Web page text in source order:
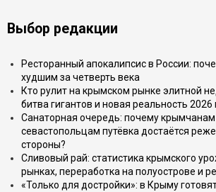
Выбор редакции
Ресторанный апокалипсис в России:
худшим за четверть века
Кто рулит на крымском рынке элитной
битва гигантов и новая реальность 2026
Санаторная очередь: почему крымчанам
севастопольцам путёвка достаётся
стороны?
Сливовый рай: статистика крымского
рынках, переработка на полуострове и
«Только для достройки»: в Крыму